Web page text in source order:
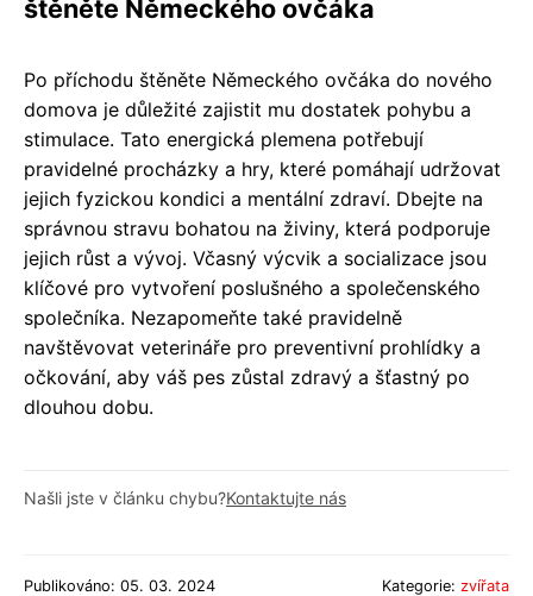
štěněte Německého ovčáka
Po příchodu štěněte Německého ovčáka do nového
domova je důležité zajistit mu dostatek pohybu a
stimulace. Tato energická plemena potřebují
pravidelné procházky a hry, které pomáhají udržovat
jejich fyzickou kondici a mentální zdraví. Dbejte na
správnou stravu bohatou na živiny, která podporuje
jejich růst a vývoj. Včasný výcvik a socializace jsou
klíčové pro vytvoření poslušného a společenského
společníka. Nezapomeňte také pravidelně
navštěvovat veterináře pro preventivní prohlídky a
očkování, aby váš pes zůstal zdravý a šťastný po
dlouhou dobu.
Našli jste v článku chybu?Kontaktujte nás
Publikováno: 05. 03. 2024 Kategorie: zvířata